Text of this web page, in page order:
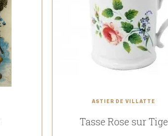
ASTIER DE VILLATTE
Tasse Rose sur Tige